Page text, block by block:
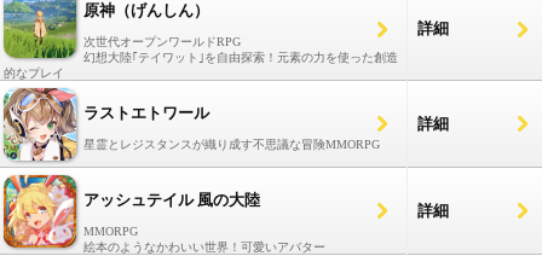
原神（げんしん）
次世代オープンワールドRPG
幻想大陸｢テイワット｣を自由探索！元素の力を使った創造
的なプレイ
詳細
ラストエトワール
星霊とレジスタンスが織り成す不思議な冒険MMORPG
詳細
アッシュテイル 風の大陸
MMORPG
絵本のようなかわいい世界！可愛いアバター
詳細